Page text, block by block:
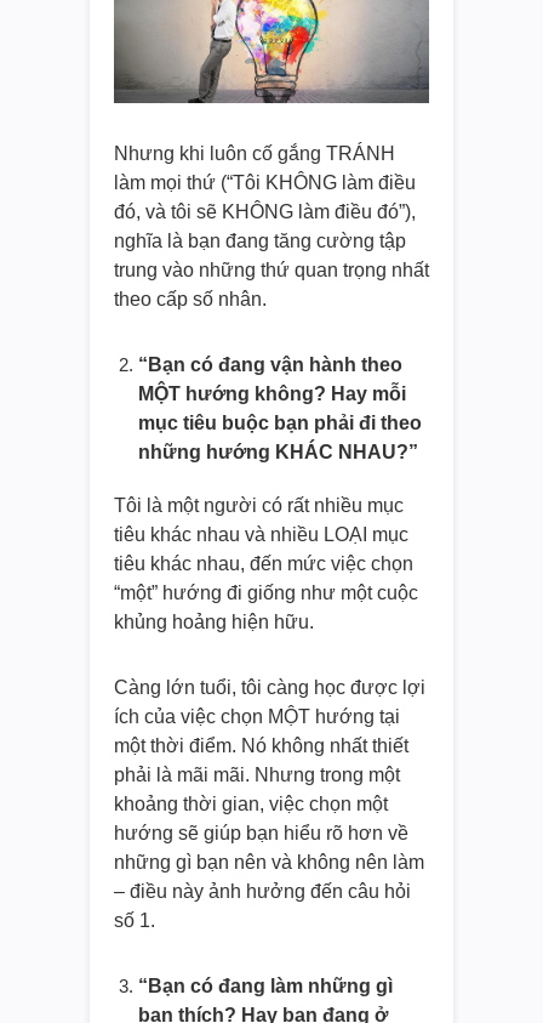
Nhưng khi luôn cố gắng TRÁNH
làm mọi thứ (“Tôi KHÔNG làm điều
đó, và tôi sẽ KHÔNG làm điều đó”),
nghĩa là bạn đang tăng cường tập
trung vào những thứ quan trọng nhất
theo cấp số nhân.
“Bạn có đang vận hành theo
MỘT hướng không? Hay mỗi
mục tiêu buộc bạn phải đi theo
những hướng KHÁC NHAU?”
Tôi là một người có rất nhiều mục
tiêu khác nhau và nhiều LOẠI mục
tiêu khác nhau, đến mức việc chọn
“một” hướng đi giống như một cuộc
khủng hoảng hiện hữu.
Càng lớn tuổi, tôi càng học được lợi
ích của việc chọn MỘT hướng tại
một thời điểm. Nó không nhất thiết
phải là mãi mãi. Nhưng trong một
khoảng thời gian, việc chọn một
hướng sẽ giúp bạn hiểu rõ hơn về
những gì bạn nên và không nên làm
– điều này ảnh hưởng đến câu hỏi
số 1.
“Bạn có đang làm những gì
bạn thích? Hay bạn đang ở